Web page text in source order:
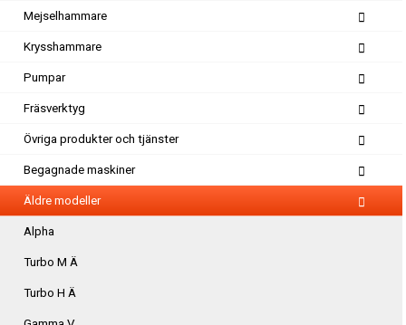
Mejselhammare
Krysshammare
Pumpar
Fräsverktyg
Övriga produkter och tjänster
Begagnade maskiner
Äldre modeller
Alpha
Turbo M Ä
Turbo H Ä